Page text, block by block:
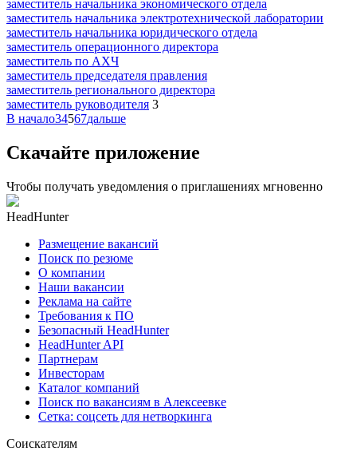
заместитель начальника экономического отдела
заместитель начальника электротехнической лаборатории
заместитель начальника юридического отдела
заместитель операционного директора
заместитель по АХЧ
заместитель председателя правления
заместитель регионального директора
заместитель руководителя 3
В начало34567дальше
Скачайте приложение
Чтобы получать уведомления о приглашениях мгновенно
HeadHunter
Размещение вакансий
Поиск по резюме
О компании
Наши вакансии
Реклама на сайте
Требования к ПО
Безопасный HeadHunter
HeadHunter API
Партнерам
Инвесторам
Каталог компаний
Поиск по вакансиям в Алексеевке
Сетка: соцсеть для нетворкинга
Соискателям